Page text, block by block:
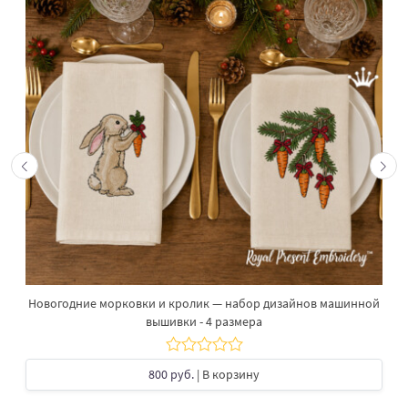
Новогодние морковки и кролик — набор дизайнов машинной
вышивки - 4 размера
800 руб. | В корзину